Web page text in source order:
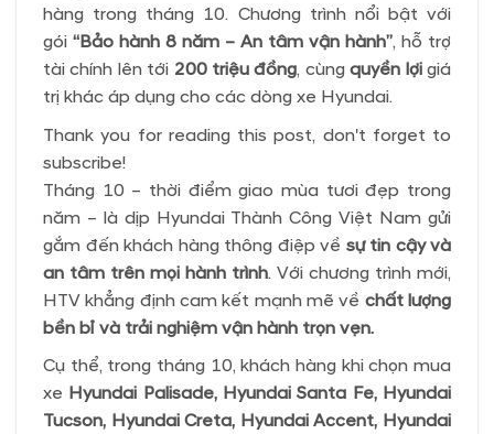
hàng trong tháng 10. Chương trình nổi bật với
gói “Bảo hành 8 năm – An tâm vận hành”, hỗ trợ
tài chính lên tới 200 triệu đồng, cùngquyền lợigiá
trị khác áp dụng cho các dòng xe Hyundai.
Thank you for reading this post, don't forget to
subscribe!
Tháng 10 – thời điểm giao mùa tươi đẹp trong
năm – là dịp Hyundai Thành Công Việt Nam gửi
gắm đến khách hàng thông điệp về sự tin cậy và
an tâm trên mọi hành trình. Với chương trình mới,
HTV khẳng định cam kết mạnh mẽ về chất lượng
bền bỉ và trải nghiệm vận hành trọn vẹn.
Cụ thể, trong tháng 10, khách hàng khi chọn mua
xe Hyundai Palisade, Hyundai Santa Fe, Hyundai
Tucson, Hyundai Creta, Hyundai Accent, Hyundai